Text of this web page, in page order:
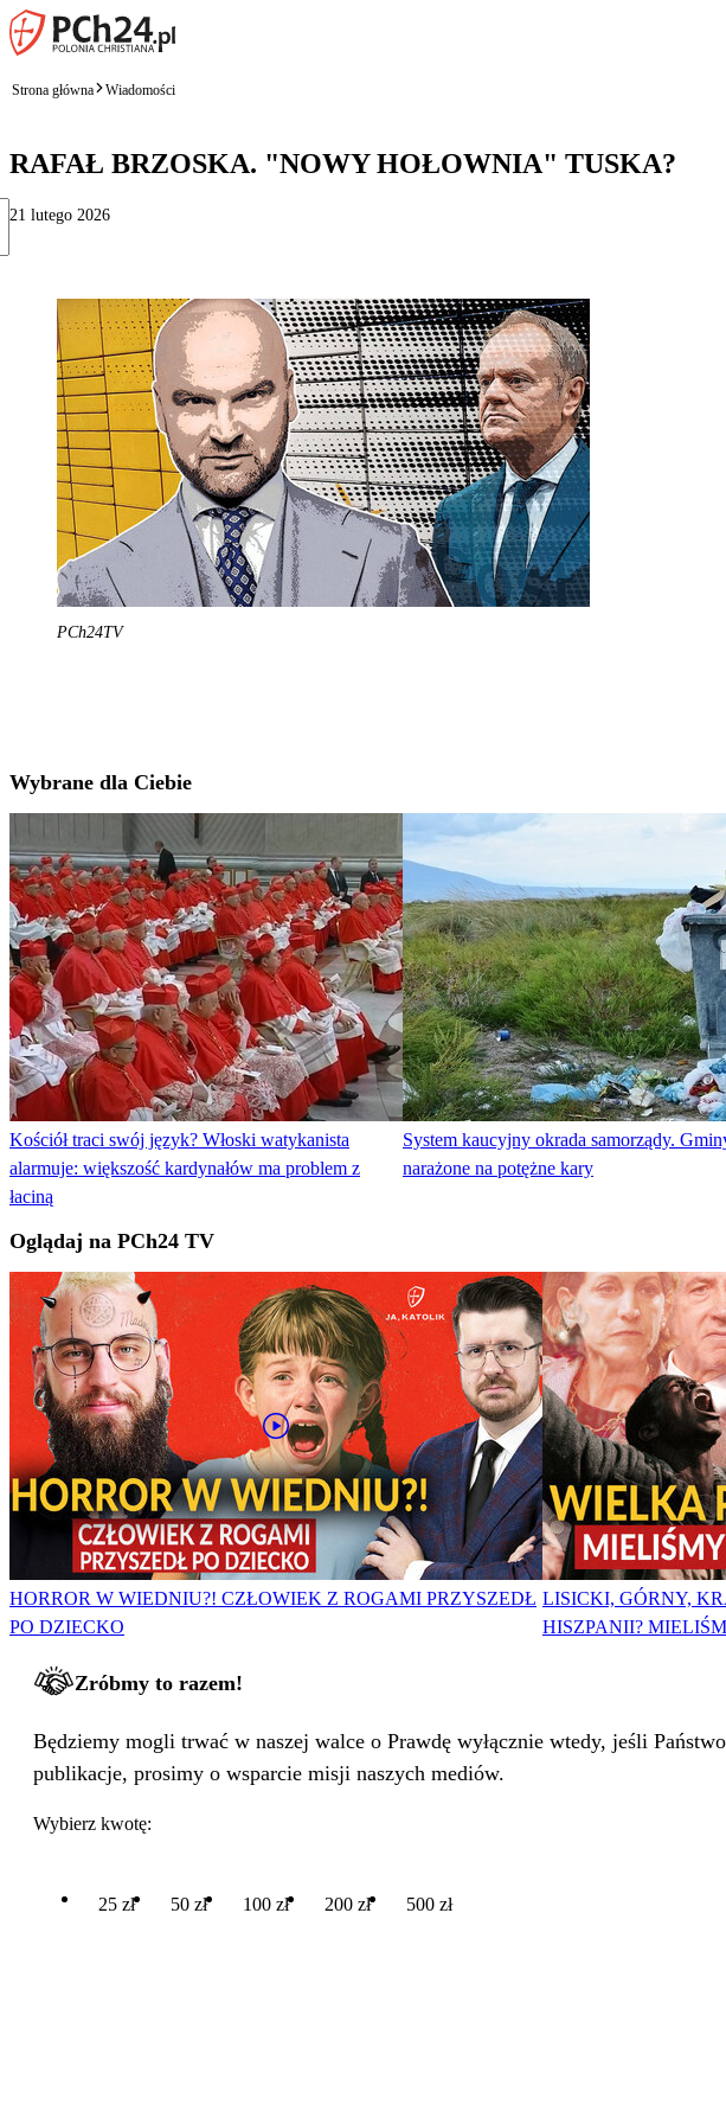
Strona główna Wiadomości
RAFAŁ BRZOSKA. "NOWY HOŁOWNIA" TUSKA?
21 lutego 2026
PCh24TV
Wybrane dla Ciebie
Kościół traci swój język? Włoski watykanista
alarmuje: większość kardynałów ma problem z
łaciną
System kaucyjny okrada samorządy.
narażone na potężne kary
Oglądaj na PCh24 TV
HORROR W WIEDNIU?! CZŁOWIEK Z ROGAMI PRZYSZEDŁ
PO DZIECKO
LISICKI, GÓRNY,
HISZPANII?
Zróbmy to razem!
Będziemy mogli trwać w naszej walce o Prawdę wyłącznie wtedy, jeśli
publikacje, prosimy o wsparcie misji naszych mediów.
Wybierz kwotę:
25 zł 50 zł 100 zł 200 zł 500 zł